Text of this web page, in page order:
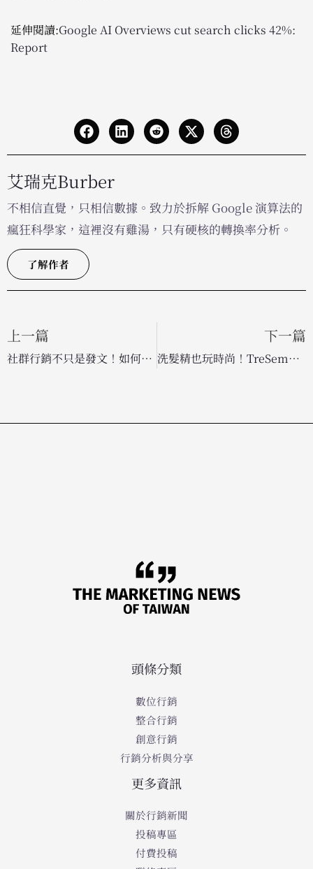
延伸閱讀:Google AI Overviews cut search clicks 42%:
Report
艾瑞克Burber
不相信直覺，只相信數據。致力於拆解 Google 演算法的
瘋狂科學家，這裡沒有雞湯，只有硬核的轉換率分析。
了解作者
上一篇
社群行銷不只是發文！如何靠參與感打造品牌擁護者，有效降低廣告獲客成本
下一篇
洗髮精也玩時尚！TreSemmé 聯手《穿著 Prada 的惡魔 2》打造平價奢華美髮新高度
頭條分類
數位行銷
整合行銷
創意行銷
行銷分析與分享
更多資訊
關於行銷新聞
投稿專區
付費投稿